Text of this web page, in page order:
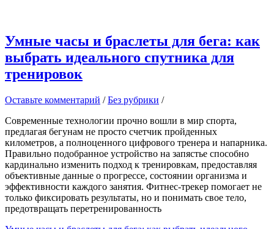
Умные часы и браслеты для бега: как
выбрать идеального спутника для
тренировок
Оставьте комментарий /Без рубрики /
Современные технологии прочно вошли в мир спорта,
предлагая бегунам не просто счетчик пройденных
километров, а полноценного цифрового тренера и напарника.
Правильно подобранное устройство на запястье способно
кардинально изменить подход к тренировкам, предоставляя
объективные данные о прогрессе, состоянии организма и
эффективности каждого занятия. Фитнес-трекер помогает не
только фиксировать результаты, но и понимать свое тело,
предотвращать перетренированность